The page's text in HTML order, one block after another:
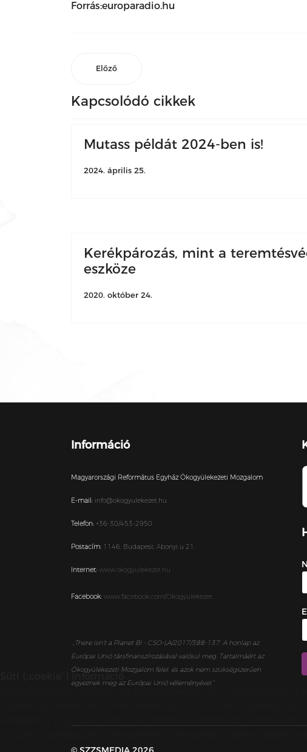
Forrás:europaradio.hu
Előző
Kapcsolódó cikkek
Mutass példát 2024-ben is!
2024. április 25.
Kerékpározás, mint a
eszköze
2020. október 24.
Információ
Magyarországi Református Egyház Ökogyülekezeti Mozgalom
E-mail: info@okogyulekezet.hu
Telefon: +36-30/453-2950
Postacím: 1146, Budapest, Abonyi u 21.
Internet: www.okogyulekezet.hu
Facebook: www.facebook.com/Okogyulekezet
„ There isn’t a Planet B! - CSO-LA/2017/388-137. A honlap az
Európai Unió társfinanszírozásával valósul meg. Tartalmáért az
Ökogyülekezeti Mozgalom felel, és azok nem szükségszerűen
egyeznek meg az Európai Unió véleményével.”
Süti („cookie”) Információ